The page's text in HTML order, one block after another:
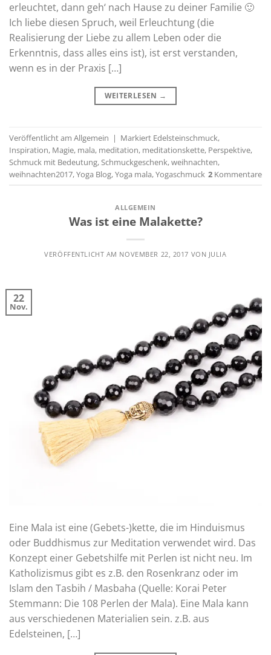
erleuchtet, dann geh‘ nach Hause zu deiner Familie 🙂
Ich liebe diesen Spruch, weil Erleuchtung (die
Realisierung der Liebe zu allem Leben oder die
Erkenntnis, dass alles eins ist), ist erst verstanden,
wenn es in der Praxis […]
WEITERLESEN →
Veröffentlicht am Allgemein | Markiert Edelsteinschmuck,
Inspiration, Magie, mala, meditation, meditationskette, Perspektive,
Schmuck mit Bedeutung, Schmuckgeschenk,weihnachten,
weihnachten2017,Yoga Blog,Yoga mala,Yogaschmuck 2 Kommentare
ALLGEMEIN
Was ist eine Malakette?
VERÖFFENTLICHT AM NOVEMBER 22, 2017 VON JULIA
22
Nov.
Eine Mala ist eine (Gebets-)kette, die im Hinduismus
oder Buddhismus zur Meditation verwendet wird. Das
Konzept einer Gebetshilfe mit Perlen ist nicht neu. Im
Katholizismus gibt es z.B. den Rosenkranz oder im
Islam den Tasbih / Masbaha (Quelle: Korai Peter
Stemmann: Die 108 Perlen der Mala). Eine Mala kann
aus verschiedenen Materialien sein. z.B. aus
Edelsteinen, […]